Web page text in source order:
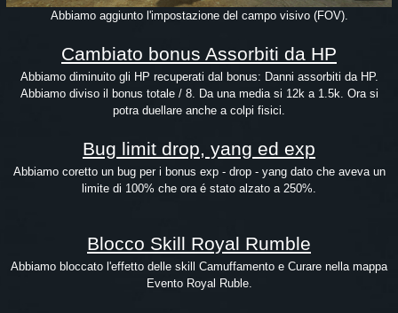
Abbiamo aggiunto l'impostazione del campo visivo (FOV).
Cambiato bonus Assorbiti da HP
Abbiamo diminuito gli HP recuperati dal bonus: Danni assorbiti da HP.
Abbiamo diviso il bonus totale / 8. Da una media si 12k a 1.5k. Ora si
potra duellare anche a colpi fisici.
Bug limit drop, yang ed exp
Abbiamo coretto un bug per i bonus exp - drop - yang dato che aveva un
limite di 100% che ora é stato alzato a 250%.
Blocco Skill Royal Rumble
Abbiamo bloccato l'effetto delle skill Camuffamento e Curare nella mappa
Evento Royal Ruble.